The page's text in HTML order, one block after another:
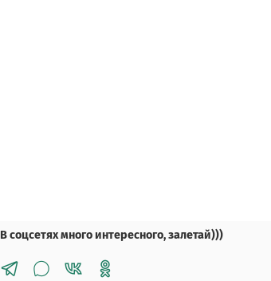
В соцсетях много интересного, залетай)))